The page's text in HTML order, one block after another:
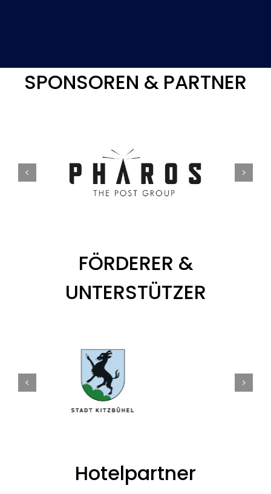
SPONSOREN & PARTNER
FÖRDERER &
UNTERSTÜTZER
Hotelpartner